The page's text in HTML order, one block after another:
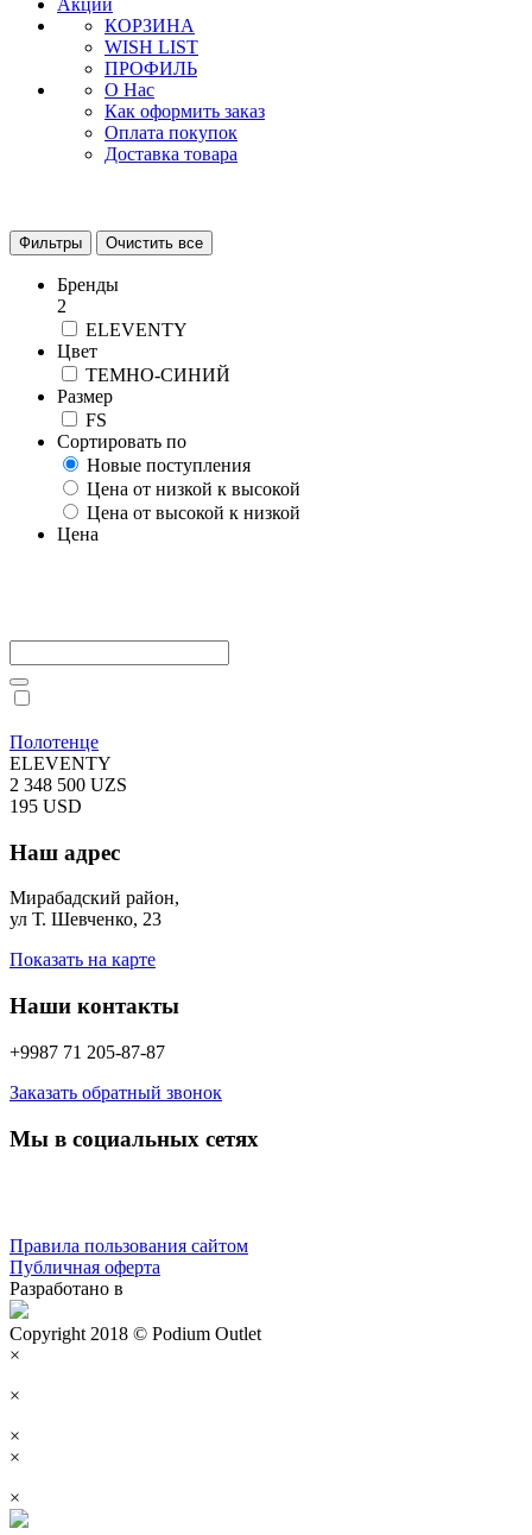
Акции
КОРЗИНА
WISH LIST
ПРОФИЛЬ
О Нас
Как оформить заказ
Оплата покупок
Доставка товара
Фильтры Очистить все
Бренды
2
ELEVENTY
Цвет
ТЕМНО-СИНИЙ
Размер
FS
Сортировать по
Новые поступления
Цена от низкой к высокой
Цена от высокой к низкой
Цена
Полотенце
ELEVENTY
2 348 500 UZS
195 USD
Наш адрес
Мирабадский район,
ул Т. Шевченко, 23
Показать на карте
Наши контакты
+9987 71 205-87-87
Заказать обратный звонок
Мы в социальных сетях
Правила пользования сайтом
Публичная оферта
Разработано в
Copyright 2018 © Podium Outlet
×
×
×
×
×